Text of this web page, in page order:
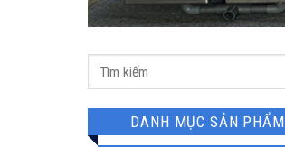
DANH MỤC SẢN PHẨM